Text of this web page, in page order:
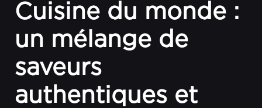
Cuisine du monde :
un mélange de
saveurs
authentiques et